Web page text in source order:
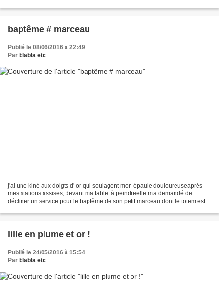
baptême # marceau
Publié le 08/06/2016 à 22:49
Par blabla etc
j'ai une kiné aux doigts d' or qui soulagent mon épaule douloureuseaprés
mes stations assises, devant ma table, à peindreelle m'a demandé de
décliner un service pour le baptême de son petit marceau dont le totem est
lille en plume et or !
Publié le 24/05/2016 à 15:54
Par blabla etc